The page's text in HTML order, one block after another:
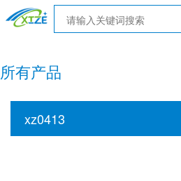
所有产品
xz0413